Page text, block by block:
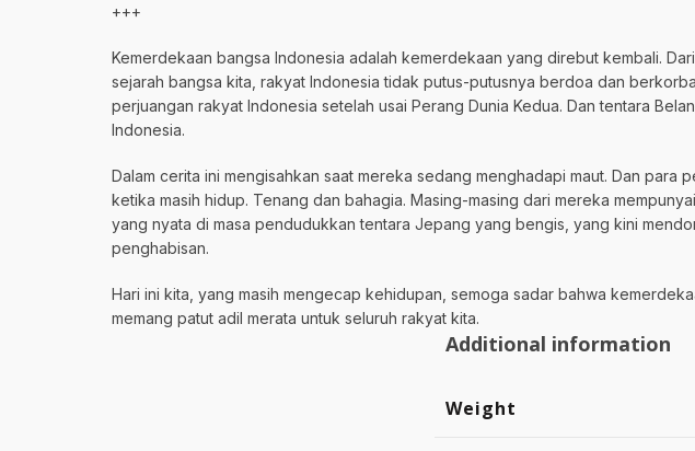
+++
Kemerdekaan bangsa Indonesia adalah kemerdekaan yang direbut kembali.
sejarah bangsa kita, rakyat Indonesia tidak putus-putusnya berdoa dan
perjuangan rakyat Indonesia setelah usai Perang Dunia Kedua. Dan tentara
Indonesia.
Dalam cerita ini mengisahkan saat mereka sedang menghadapi maut. Dan
ketika masih hidup. Tenang dan bahagia. Masing-masing dari mereka
yang nyata di masa pendudukkan tentara Jepang yang bengis, yang kini
penghabisan.
Hari ini kita, yang masih mengecap kehidupan, semoga sadar bahwa
memang patut adil merata untuk seluruh rakyat kita.
Additional information
Weight